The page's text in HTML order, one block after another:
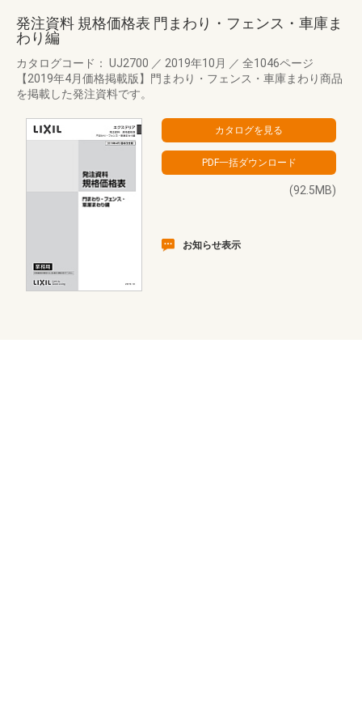
発注資料 規格価格表 門まわり・フェンス・車庫ま
わり編
カタログコード： UJ2700 ／ 2019年10月 ／ 全1046ページ
【2019年4月価格掲載版】門まわり・フェンス・車庫まわり商品
を掲載した発注資料です。
(92.5MB)
お知らせ表示